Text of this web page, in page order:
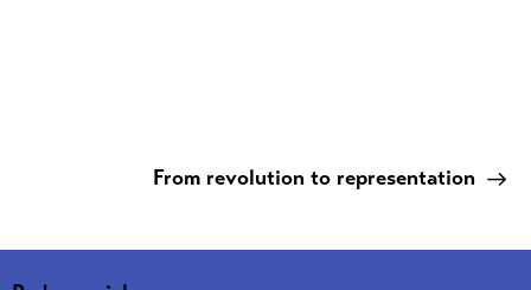
From revolution to representation